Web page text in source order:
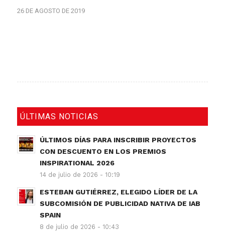
26 DE AGOSTO DE 2019
ÚLTIMAS NOTICIAS
ÚLTIMOS DÍAS PARA INSCRIBIR PROYECTOS
CON DESCUENTO EN LOS PREMIOS
INSPIRATIONAL 2026
14 de julio de 2026 - 10:19
ESTEBAN GUTIÉRREZ, ELEGIDO LÍDER DE LA
SUBCOMISIÓN DE PUBLICIDAD NATIVA DE IAB
SPAIN
8 de julio de 2026 - 10:43